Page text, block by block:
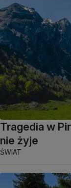
Tragedia w
nie żyje
ŚWIAT